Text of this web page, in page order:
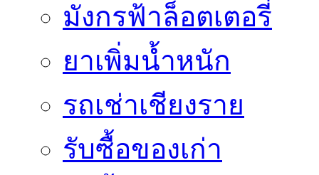
มังกรฟ้าล็อตเตอรี่
ยาเพิ่มน้ำหนัก
รถเช่าเชียงราย
รับซื้อของเก่า